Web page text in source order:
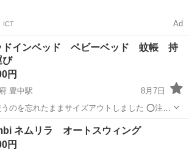
ICT Ad
ドインベッド ベビーベッド 蚊帳 持
び
円
豊中駅
8月7日
を忘れたままサイズアウトしました ⭕️注意
為、問い合わせ前に長いですが全文読んで下さ
豊中駅 ベビー用品
ネムリラ オートスウィング
円